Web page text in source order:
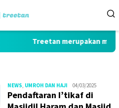
Treetan merupakan
NEWS, UMROH DAN HAJI MS_W
04/03/2025
Pendaftaran I’tikaf di